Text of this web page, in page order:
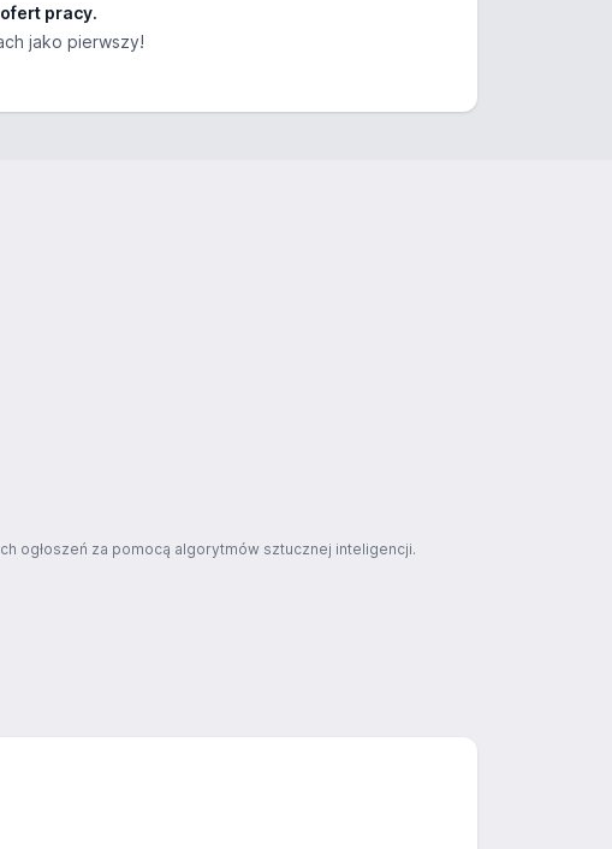
pracy.
jako pierwszy!
ogłoszeń za pomocą algorytmów sztucznej inteligencji.